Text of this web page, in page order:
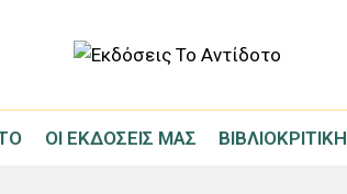
ΟΙ ΕΚΔΌΣΕΙΣ ΜΑΣ ΒΙΒΛΙΟΚΡΙΤΙΚΉ